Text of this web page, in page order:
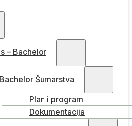
– Bachelor
Bachelor Šumarstva
Plan i program
Dokumentacija